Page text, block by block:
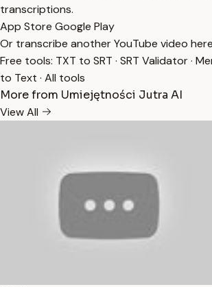
transcriptions.
App Store Google Play
Or transcribe another YouTube video
Free tools: TXT to SRT · SRT Validator·
to Text · All tools
More from Umiejętności Jutra AI
View All